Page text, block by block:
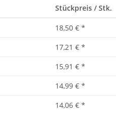
Stückpreis / Stk.
18,50 € *
17,21 € *
15,91 € *
14,99 € *
14,06 € *